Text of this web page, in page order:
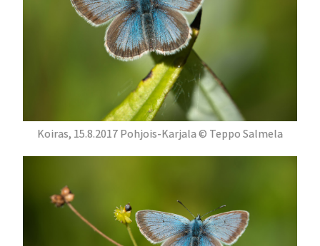
Koiras, 15.8.2017 Pohjois-Karjala © Teppo Salmela